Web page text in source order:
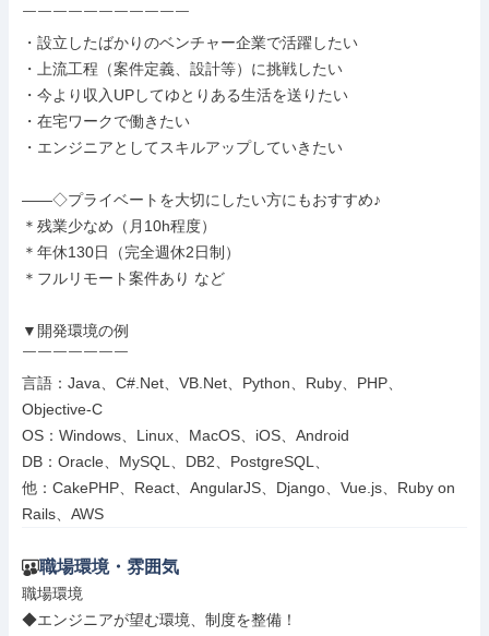
￣￣￣￣￣￣￣￣￣￣￣
・設立したばかりのベンチャー企業で活躍したい
・上流工程（案件定義、設計等）に挑戦したい
・今より収入UPしてゆとりある生活を送りたい
・在宅ワークで働きたい
・エンジニアとしてスキルアップしていきたい
――◇プライベートを大切にしたい方にもおすすめ♪
＊残業少なめ（月10h程度）
＊年休130日（完全週休2日制）
＊フルリモート案件あり など
▼開発環境の例
￣￣￣￣￣￣￣
言語：Java、C#.Net、VB.Net、Python、Ruby、PHP、
Objective-C
OS：Windows、Linux、MacOS、iOS、Android
DB：Oracle、MySQL、DB2、PostgreSQL、
他：CakePHP、React、AngularJS、Django、Vue.js、Ruby on
Rails、AWS
職場環境・雰囲気
職場環境
◆エンジニアが望む環境、制度を整備！